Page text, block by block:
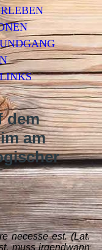
dem
am
necesse est. (Lat.
muss irgendwann